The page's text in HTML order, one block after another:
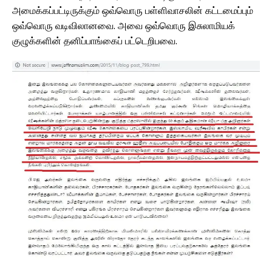
அமைக்கப்பட்டிருக்கும் ஒவ்வொரு பள்ளிவாசலின் கட்டமைப்பும்
ஒவ்வொரு வடிவிலானவை. அவை ஒவ்வொரு இசுலாமியக்
குழுக்களின் தனிப்பாங்கைப் பட்டெறிபவை.